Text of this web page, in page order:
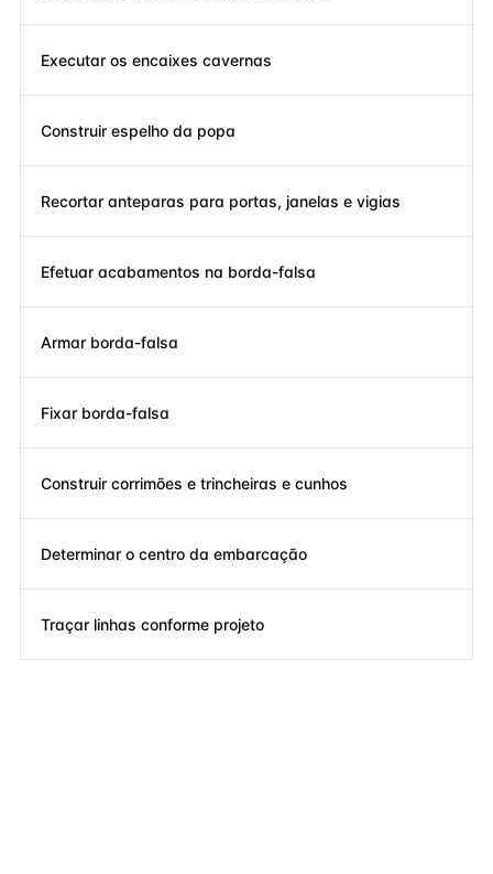
Executar os encaixes cavernas
Construir espelho da popa
Recortar anteparas para portas, janelas e vigias
Efetuar acabamentos na borda-falsa
Armar borda-falsa
Fixar borda-falsa
Construir corrimões e trincheiras e cunhos
Determinar o centro da embarcação
Traçar linhas conforme projeto